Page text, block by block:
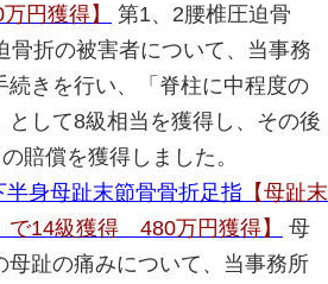
円獲得】
第1、2腰椎圧迫骨
骨折の被害者について、当事務
続きを行い、「脊柱に中程度の
として8級相当を獲得し、その後
賠償を獲得しました。
半身母趾末節骨骨折足指 【母趾末
で14級獲得 480万円獲得】
母
母趾の痛みについて、当事務所